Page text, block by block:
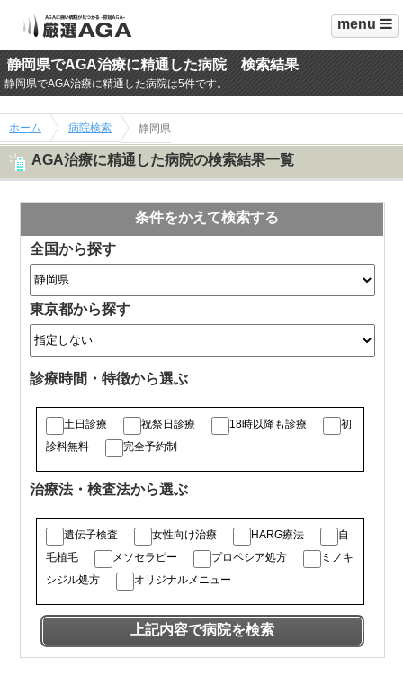
menu
静岡県でAGA治療に精通した病院 検索結果
静岡県でAGA治療に精通した病院は5件です。
ホーム 病院検索 静岡県
AGA治療に精通した病院の検索結果一覧
条件をかえて検索する
全国から探す
東京都から探す
診療時間・特徴から選ぶ
土日診療 祝祭日診療 18時以降も診療
初
診料無料
完全予約制
治療法・検査法から選ぶ
遺伝子検査 女性向け治療 HARG療法
自
毛植毛
メソセラピー プロペシア処方
ミノキ
シジル処方
オリジナルメニュー